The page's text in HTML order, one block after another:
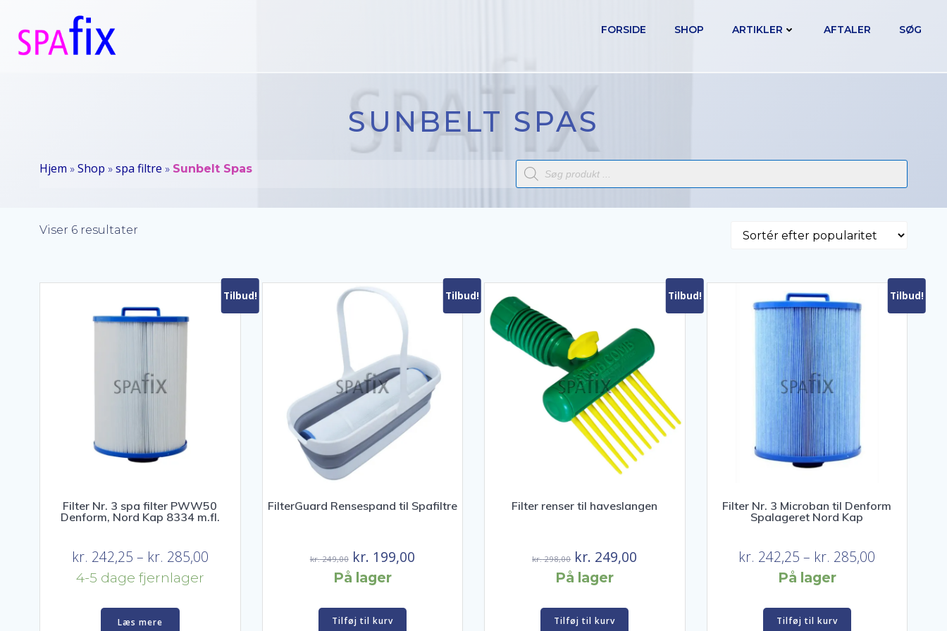
indhold
FORSIDE SHOP ARTIKLER AFTALER SØG
SUNBELT SPAS
Hjem » Shop » spa filtre » Sunbelt Spas
Products
search
Viser 6 resultater
Tilbud!
Filter Nr. 3 spa filter PWW50
Denform, Nord Kap 8334 m.fl.
kr. 242,25 – kr. 285,00Prisinterval:
4-5 dage fjernlager
Læs mere
Tilbud!
FilterGuard Rensespand til Spafiltre
kr.249,00 Den
oprindelige
var:
kr. 199,00Den
På lager
Tilføj til kurv
Tilbud!
Filter renser til haveslangen
kr.298,00 Den
oprindelige
var:
kr. 249,00
På lager
Tilføj til kurv
Tilbud!
Filter Nr. 3 Microban til Denform
Spalageret Nord Kap
kr. 242,25 – kr. 285,00
På lager
Tilføj til kurv